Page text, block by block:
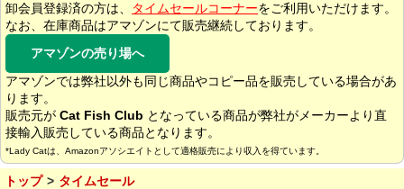
卸会員登録済の方は、
タイムセールコーナーをご利用いただけます。
なお、在庫商品はアマゾンにて販売継続しております。
アマゾンの売り場へ
アマゾンでは弊社以外も同じ商品やコピー品を販売している場合があ
ります。
販売元が Cat Fish Club となっている商品が弊社がメーカーより直
接輸入販売している商品となります。
*Lady Catは、Amazonアソシエイトとして適格販売により収入を得ています。
トップ
タイムセール